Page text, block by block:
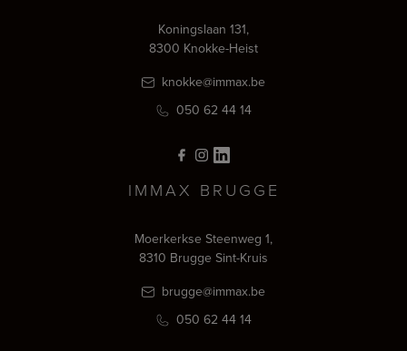
Koningslaan 131,
8300 Knokke-Heist
knokke@immax.be
050 62 44 14
IMMAX BRUGGE
Moerkerkse Steenweg 1,
8310 Brugge Sint-Kruis
brugge@immax.be
050 62 44 14